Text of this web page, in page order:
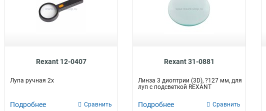
Rexant 12-0407
Лупа ручная 2х
Подробнее Сравнить
Rexant 31-0881
Линза 3 диоптрии (3D), ?127 мм, для
луп с подсветкой REXANT
Подробнее Сравнить